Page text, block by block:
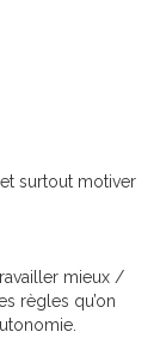
et surtout motiver
mieux /
règles qu’on